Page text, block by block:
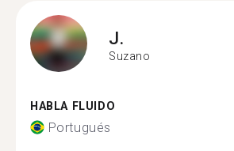
J.
Suzano
HABLA FLUIDO
Portugués